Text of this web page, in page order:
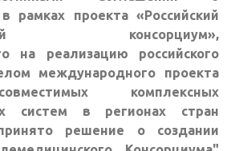
рамках проекта «Российский
консорциум»,
на реализацию российского
международного проекта
комплексных
систем в регионах стран
решение о создании